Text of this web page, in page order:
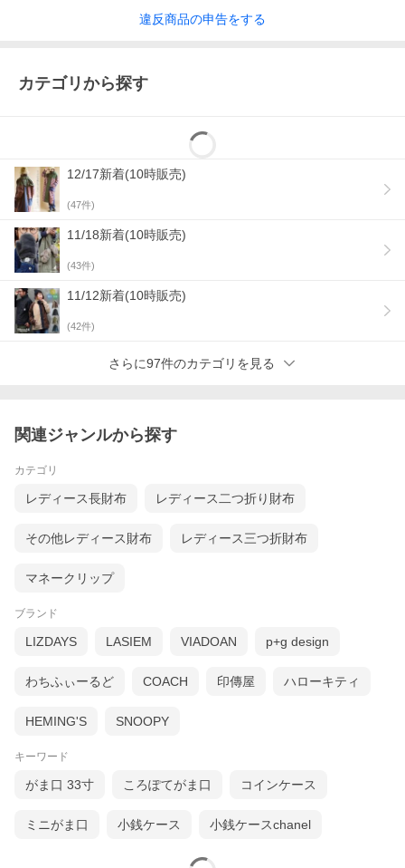
違反商品の申告をする
カテゴリから探す
12/17新着(10時販売)
(47件)
11/18新着(10時販売)
(43件)
11/12新着(10時販売)
(42件)
さらに97件のカテゴリを見る
関連ジャンルから探す
カテゴリ
レディース長財布 レディース二つ折り財布
その他レディース財布 レディース三つ折財布
マネークリップ
ブランド
LIZDAYS LASIEM VIADOAN p+g design
わちふぃーるど COACH 印傳屋 ハローキティ
HEMING'S SNOOPY
キーワード
がま口 33寸 ころぽてがま口 コインケース
ミニがま口 小銭ケース 小銭ケースchanel